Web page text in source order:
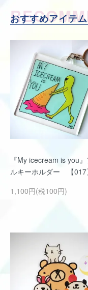
おすすめアイテム
『My icecream is you』
ルキーホルダー 【017
1,100円(税100円)